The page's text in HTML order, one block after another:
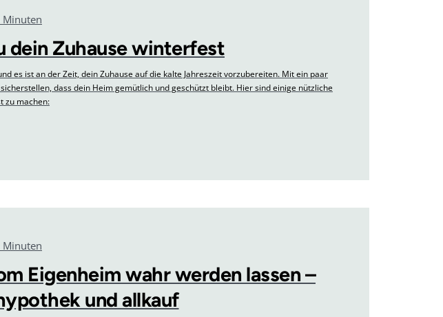
Minuten
dein Zuhause winterfest
es ist an der Zeit, dein Zuhause auf die kalte Jahreszeit vorzubereiten. Mit ein paar
dass dein Heim gemütlich und geschützt bleibt. Hier sind einige nützliche
zu machen:
Minuten
Eigenheim wahr werden lassen –
und allkauf